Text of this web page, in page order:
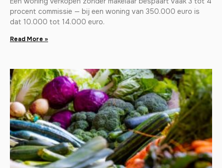
procent commissie — bij een woning van 350.000 euro is
dat 10.000 tot 14.000 euro.
Read More »